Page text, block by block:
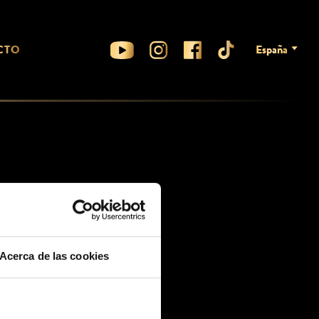
Acerca de las cookies
España